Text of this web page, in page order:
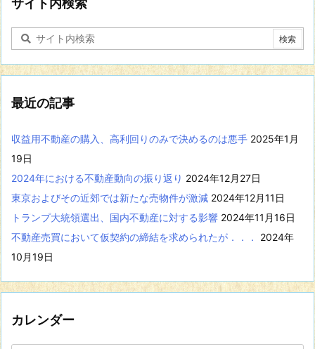
関
す
記
事
を
示
サイト内検索
最近の記事
収益用不動産の購入、高利回りのみで決めるのは悪手 2025年1月
19日
2024年における不動産動向の振り返り 2024年12月27日
東京およびその近郊では新たな売物件が激減 2024年12月11日
トランプ大統領選出、国内不動産に対する影響 2024年11月16日
不動産売買において仮契約の締結を求められたが．．．
2024年
10月19日
カレンダー